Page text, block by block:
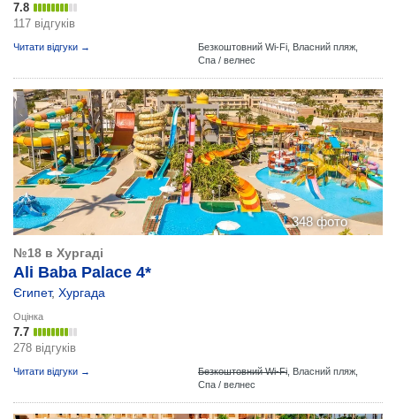
7.8
117 відгуків
Читати відгуки → Безкоштовний Wi-Fi, Власний пляж,
Спа / велнес
348 фото
№18 в Хургаді
Ali Baba Palace 4*
Єгипет, Хургада
Оцінка
7.7
278 відгуків
Читати відгуки → Безкоштовний Wi-Fi Власний пляж,
Спа / велнес